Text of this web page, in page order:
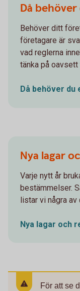
Då
Behöver ditt
företagare är
vad reglerna
tänka på
Då behöver du
Nya lagar
Varje nytt år
bestämmelser.
listar vi några av
Nya lagar och
För att se